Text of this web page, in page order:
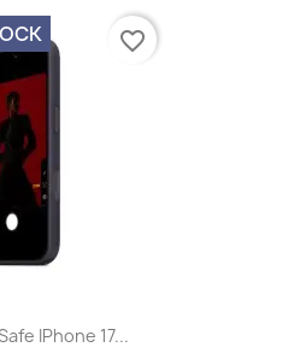
IPhone 17...
favorite_border